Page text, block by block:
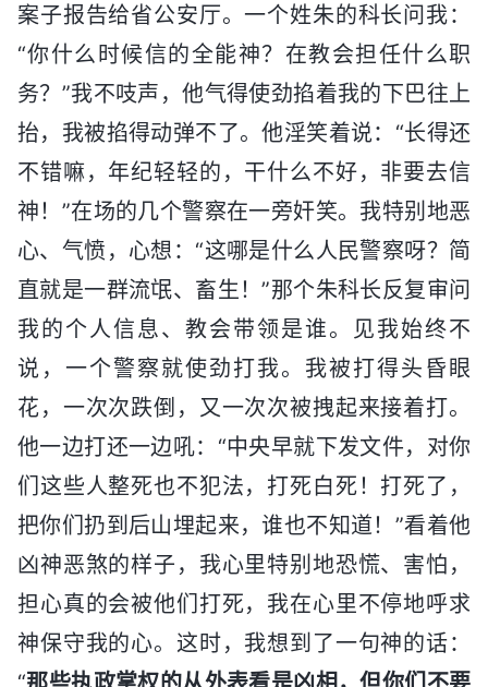
案子报告给省公安厅。一个姓朱的科长问我：
“你什么时候信的全能神？在教会担任什么职
务？”我不吱声，他气得使劲掐着我的下巴往上
抬，我被掐得动弹不了。他淫笑着说：“长得还
不错嘛，年纪轻轻的，干什么不好，非要去信
神！”在场的几个警察在一旁奸笑。我特别地恶
心、气愤，心想：“这哪是什么人民警察呀？简
直就是一群流氓、畜生！”那个朱科长反复审问
我的个人信息、教会带领是谁。见我始终不
说，一个警察就使劲打我。我被打得头昏眼
花，一次次跌倒，又一次次被拽起来接着打。
他一边打还一边吼：“中央早就下发文件，对你
们这些人整死也不犯法，打死白死！打死了，
把你们扔到后山埋起来，谁也不知道！”看着他
凶神恶煞的样子，我心里特别地恐慌、害怕，
担心真的会被他们打死，我在心里不停地呼求
神保守我的心。这时，我想到了一句神的话：